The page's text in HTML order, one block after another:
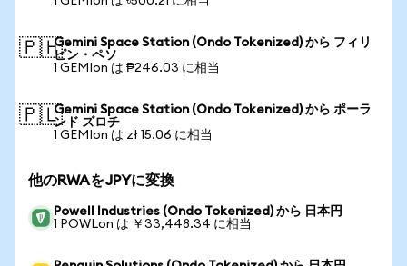
🇵🇭Gemini Space Station (Ondo Tokenized) から フィリ
ピン・ペソ
1 GEMIon は ₱246.03 に相当
🇵🇱Gemini Space Station (Ondo Tokenized) から ポーラ
ンド ズロチ
1 GEMIon は zł 15.06 に相当
他のRWAをJPYに変換
Powell Industries (Ondo Tokenized) から 日本円
1 POWLon は ￥33,448.34 に相当